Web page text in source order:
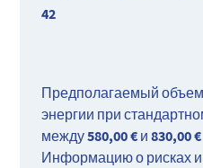
42
Предполагаемый объем
энергии при
между580,00 € и830,00 €
Информацию о рисках